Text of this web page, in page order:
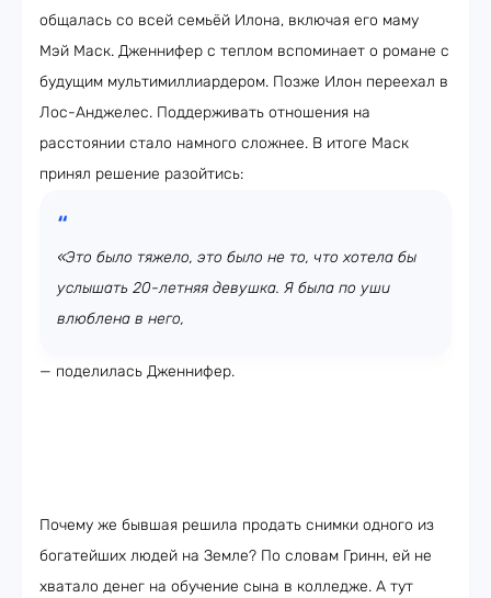
общалась со всей семьёй Илона, включая его маму
Мэй Маск. Дженнифер с теплом вспоминает о романе с
будущим мультимиллиардером. Позже Илон переехал в
Лос-Анджелес. Поддерживать отношения на
расстоянии стало намного сложнее. В итоге Маск
принял решение разойтись:
«Это было тяжело, это было не то, что хотела бы
услышать 20-летняя девушка. Я была по уши
влюблена в него,
— поделилась Дженнифер.
Почему же бывшая решила продать снимки одного из
богатейших людей на Земле? По словам Гринн, ей не
хватало денег на обучение сына в колледже. А тут